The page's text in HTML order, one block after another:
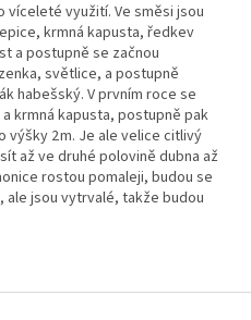
víceleté využití. Ve směsi jsou
krmná kapusta, ředkev
a postupně se začnou
světlice, a postupně
habešský. V prvním roce se
krmná kapusta, postupně pak
2 m. Je ale velice citlivý
až ve druhé polovině dubna až
rostou pomaleji, budou se
jsou vytrvalé, takže budou